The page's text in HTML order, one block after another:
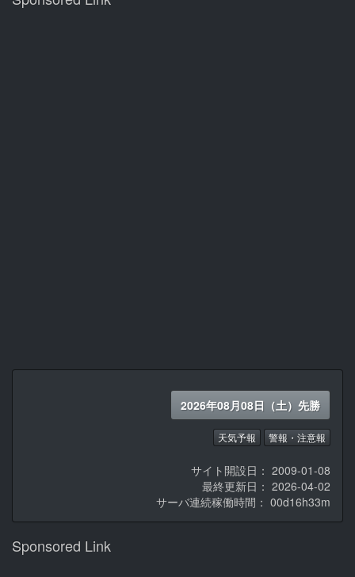
2026年08月08日（土）先勝
天気予報 警報・注意報
サイト開設日： 2009-01-08
最終更新日： 2026-04-02
サーバ連続稼働時間： 00d16h33m
Sponsored Link